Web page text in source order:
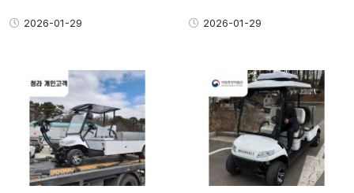
2026-01-29 2026-01-29